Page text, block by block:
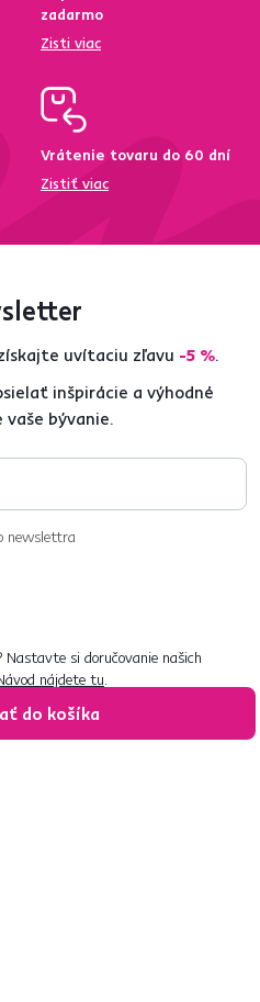
do košíka
zadarmo
Zisti viac
Vrátenie tovaru do 60 dní
Zistiť viac
uvítaciu zľavu -5 %.
inšpirácie a výhodné
vaše bývanie.
newslettra
si doručovanie našich
nájdete tu.